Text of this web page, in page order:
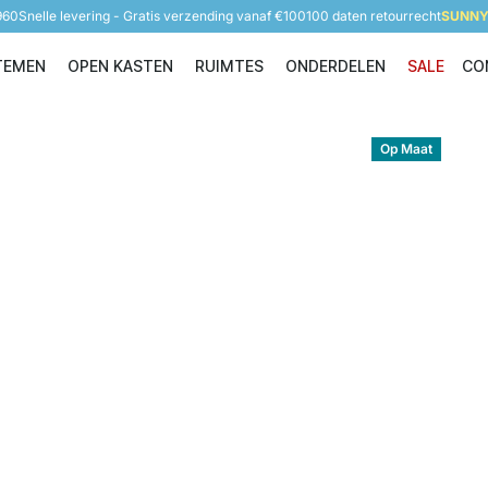
Snelle levering - Gratis verzending vanaf €100100 daten retourrecht
Opbergsystemen
OPEN KASTEN
Open Kasten
RUIMTES
Ruimtes
ONDERDELEN
Onderdelen
SALE
Op Maat